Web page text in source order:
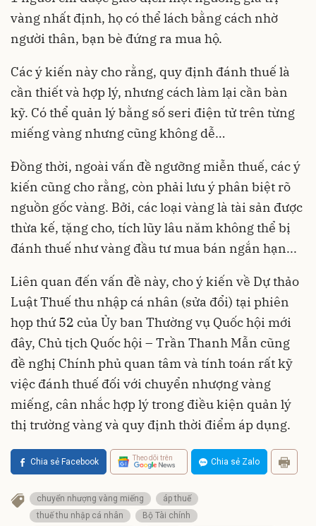
vàng nhất định, họ có thể lách bằng cách nhờ
người thân, bạn bè đứng ra mua hộ.
Các ý kiến này cho rằng, quy định đánh thuế là
cần thiết và hợp lý, nhưng cách làm lại cần bàn
kỹ. Có thể quản lý bằng số seri điện tử trên từng
miếng vàng nhưng cũng không dễ…
Đồng thời, ngoài vấn đề ngưỡng miễn thuế, các ý
kiến cũng cho rằng, còn phải lưu ý phân biệt rõ
nguồn gốc vàng. Bởi, các loại vàng là tài sản được
thừa kế, tặng cho, tích lũy lâu năm không thể bị
đánh thuế như vàng đầu tư mua bán ngắn hạn...
Liên quan đến vấn đề này, cho ý kiến về Dự thảo
Luật Thuế thu nhập cá nhân (sửa đổi) tại phiên
họp thứ 52 của Ủy ban Thường vụ Quốc hội mới
đây, Chủ tịch Quốc hội – Trần Thanh Mẫn cũng
đề nghị Chính phủ quan tâm và tính toán rất kỹ
việc đánh thuế đối với chuyển nhượng vàng
miếng, cân nhắc hợp lý trong điều kiện quản lý
thị trường vàng và quy định thời điểm áp dụng.
Chia sẻ Facebook Theo dõi trên Chia sẻ Zalo
chuyển nhượng vàng miếng
áp thuế
thuế thu nhập cá nhân
Bộ Tài chính